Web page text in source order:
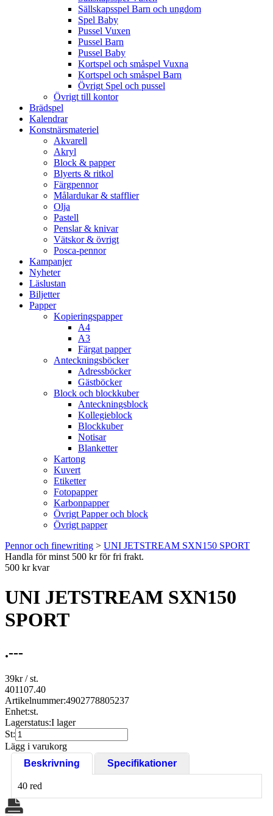
Sällskapsspel Barn och ungdom
Spel Baby
Pussel Vuxen
Pussel Barn
Pussel Baby
Kortspel och småspel Vuxna
Kortspel och småspel Barn
Övrigt Spel och pussel
Övrigt till kontor
Brädspel
Kalendrar
Konstnärsmateriel
Akvarell
Akryl
Block & papper
Blyerts & ritkol
Färgpennor
Målardukar & stafflier
Olja
Pastell
Penslar & knivar
Vätskor & övrigt
Posca-pennor
Kampanjer
Nyheter
Läslustan
Biljetter
Papper
Kopieringspapper
A4
A3
Färgat papper
Anteckningsböcker
Adressböcker
Gästböcker
Block och blockkuber
Anteckningsblock
Kollegieblock
Blockkuber
Notisar
Blanketter
Kartong
Kuvert
Etiketter
Fotopapper
Karbonpapper
Övrigt Papper och block
Övrigt papper
Pennor och finewriting > UNI JETSTREAM SXN150 SPORT
Handla för minst 500 kr för fri frakt.
500 kr kvar
UNI JETSTREAM SXN150
SPORT
.---
39kr/ st.
401107.40
Artikelnummer:4902778805237
Enhet:st.
Lagerstatus:I lager
St:
Lägg i varukorg
Beskrivning
Specifikationer
40 red